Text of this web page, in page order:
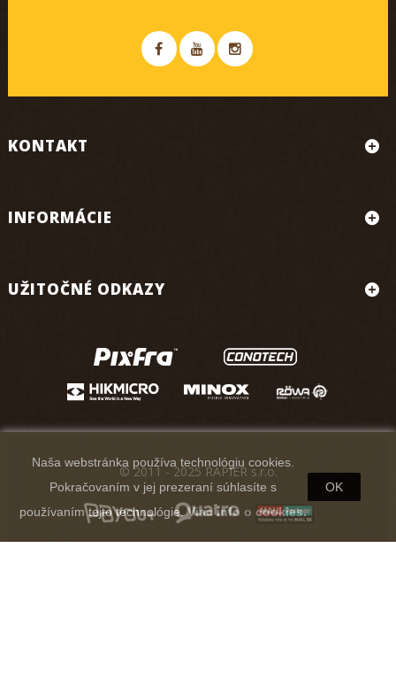
KONTAKT
INFORMÁCIE
UŽITOČNÉ ODKAZY
Naša webstránka používa technológiu cookies.
Pokračovaním v jej prezeraní súhlasíte s
používaním tejto technológie.Viac info o cookies.
OK
© 2011 - 2025 RAPIER s.r.o.